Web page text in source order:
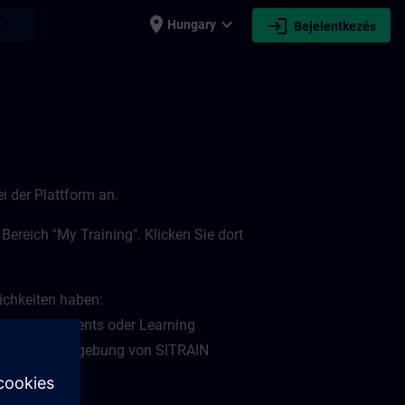
place Hungary expand_more login Bejelentkezés
der Plattform an.
"My Training". Klicken Sie dort
haben:
Events oder Learning
Plan" Umgebung von SITRAIN